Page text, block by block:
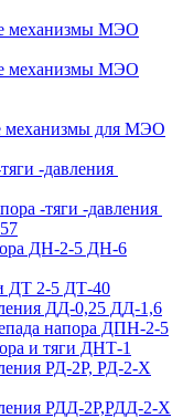
механизмы МЭО
механизмы МЭО
механизмы для МЭО
-давления
-тяги -давления
ДН-2-5 ДН-6
ДТ 2-5 ДТ-40
ДД-0,25 ДД-1,6
напора ДПН-2-5
и тяги ДНТ-1
РД-2Р, РД-2-Х
РДД-2Р,РДД-2-Х